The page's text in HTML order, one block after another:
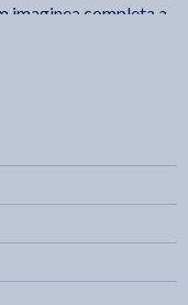
completa a
juridice care
pentru acest
fi cat mai complet
formelor de
ocazia formarii,
ai statului si ai